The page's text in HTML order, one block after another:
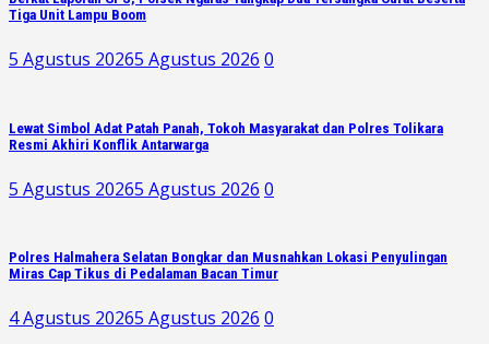
Tiga Unit Lampu Boom
5 Agustus 20265 Agustus 2026 0
Lewat Simbol Adat Patah Panah, Tokoh Masyarakat dan Polres Tolikara
Resmi Akhiri Konflik Antarwarga
5 Agustus 20265 Agustus 2026 0
Polres Halmahera Selatan Bongkar dan Musnahkan Lokasi Penyulingan
Miras Cap Tikus di Pedalaman Bacan Timur
4 Agustus 20265 Agustus 2026 0